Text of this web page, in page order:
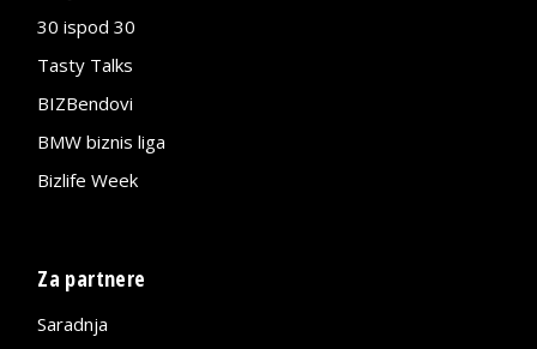
30 ispod 30
Tasty Talks
BIZBendovi
BMW biznis liga
Bizlife Week
Za partnere
Saradnja